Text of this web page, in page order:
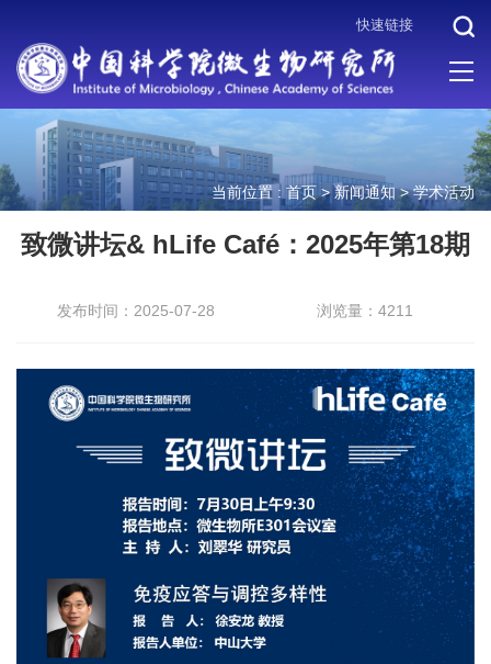
快速链接
当前位置 : 首页>新闻通知>学术活动
致微讲坛& hLife Café：2025年第18期
发布时间：2025-07-28 浏览量：4211